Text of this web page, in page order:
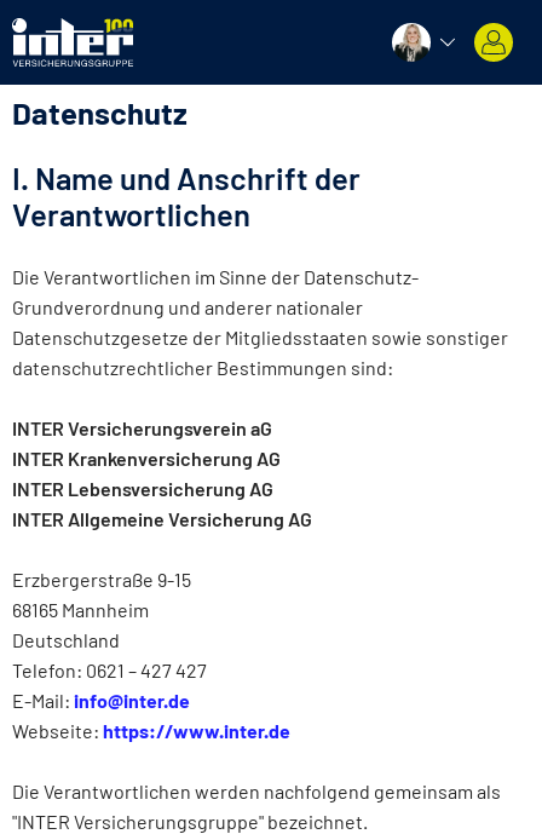
Datenschutz
I. Name und Anschrift der
Verantwortlichen
Die Verantwortlichen im Sinne der Datenschutz-
Grundverordnung und anderer nationaler
Datenschutzgesetze der Mitgliedsstaaten sowie sonstiger
datenschutzrechtlicher Bestimmungen sind:
INTER Versicherungsverein aG
INTER Krankenversicherung AG
INTER Lebensversicherung AG
INTER Allgemeine Versicherung AG
Erzbergerstraße 9-15
68165 Mannheim
Deutschland
Telefon: 0621 – 427 427
E-Mail: info@inter.de
Webseite: https://www.inter.de
Die Verantwortlichen werden nachfolgend gemeinsam als
"INTER Versicherungsgruppe" bezeichnet.